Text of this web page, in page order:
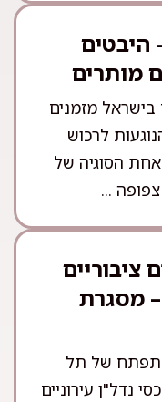
היבטים
מותרים
בישראל מזמנים
לרכוש
הסוגיה של
...
ציבוריים
מסגרת
של תל
נדל"ן עירוניים